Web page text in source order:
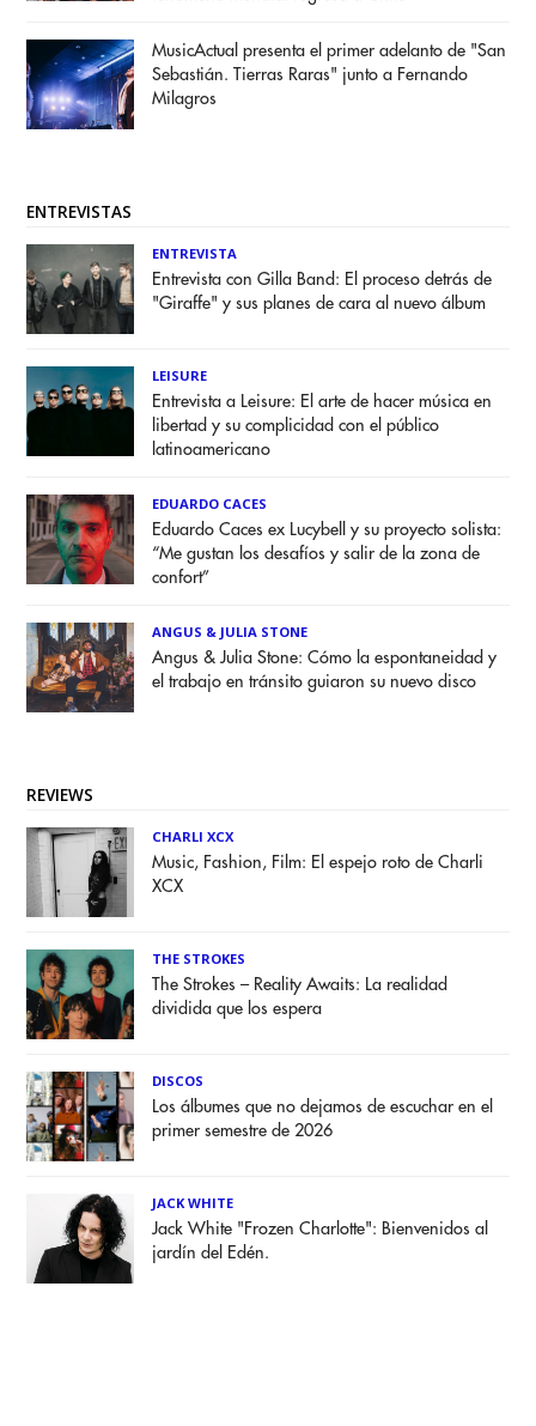
MusicActual presenta el primer adelanto de "San
Sebastián. Tierras Raras" junto a Fernando
Milagros
ENTREVISTAS
ENTREVISTA
Entrevista con Gilla Band: El proceso detrás de
"Giraffe" y sus planes de cara al nuevo álbum
LEISURE
Entrevista a Leisure: El arte de hacer música en
libertad y su complicidad con el público
latinoamericano
EDUARDO CACES
Eduardo Caces ex Lucybell y su proyecto solista:
“Me gustan los desafíos y salir de la zona de
confort”
ANGUS & JULIA STONE
Angus & Julia Stone: Cómo la espontaneidad y
el trabajo en tránsito guiaron su nuevo disco
REVIEWS
CHARLI XCX
Music, Fashion, Film: El espejo roto de Charli
XCX
THE STROKES
The Strokes – Reality Awaits: La realidad
dividida que los espera
DISCOS
Los álbumes que no dejamos de escuchar en el
primer semestre de 2026
JACK WHITE
Jack White "Frozen Charlotte": Bienvenidos al
jardín del Edén.